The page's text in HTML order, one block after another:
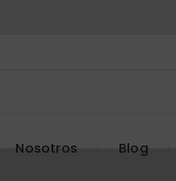
Nosotros Blog